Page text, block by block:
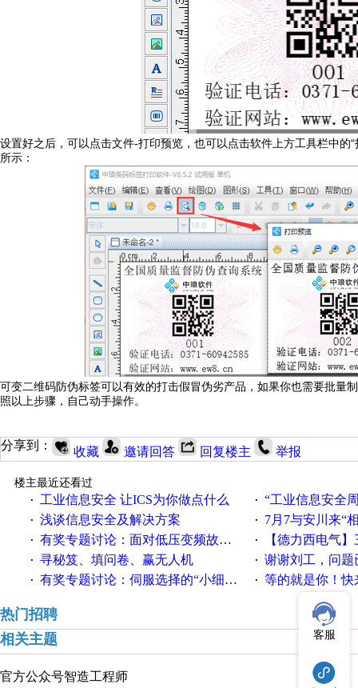
设置好之后，可以点击文件-打印预览，也可以点击软件上方工具栏中的
所示：
可变二维码防伪标签可以有效的打击假冒伪劣产品，如果你也需要批量
照以上步骤，自己动手操作。
分享到： 收藏 邀请回答 回复楼主 举报
楼主最近还看过
·
工业信息安全 让ICS为你做点什么 · “工业信息安全周之我见”
· 浅谈信息安全及解决方案 · 7月7与安川来“
· 有奖专题讨论：面对低压变频故障，老手是这样解决的！ · 【德力西电气】三
· 寻秘笈、填问卷、赢无人机 · 谢谢刘工，问题
· 有奖专题讨论：伺服选择的“小细节大学问”奖励公告 · 等的就是你！快来
热门招聘
相关主题
官方公众号智造工程师
客服